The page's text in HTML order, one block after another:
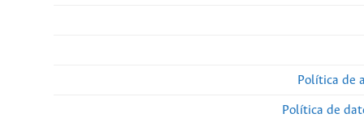
Política de
Política de